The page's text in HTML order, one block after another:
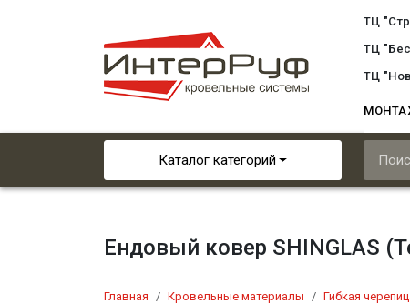
ТЦ
ТЦ
ТЦ
Каталог категорий
Ендовый ковер SHINGLAS
Главная Кровельные материалы Гибкая